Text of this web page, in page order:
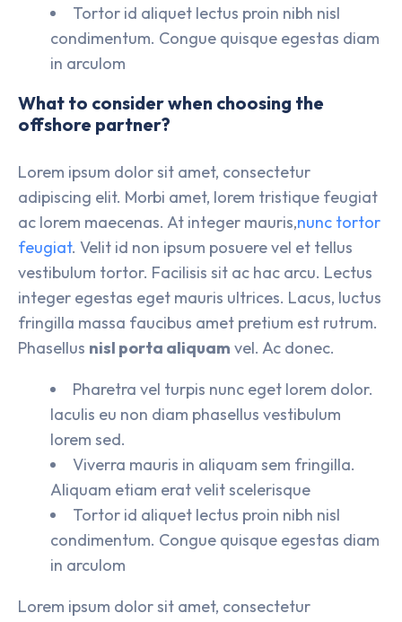
Tortor id aliquet lectus proin nibh nisl
condimentum. Congue quisque egestas diam
in arculom
What to consider when choosing the
offshore partner?
Lorem ipsum dolor sit amet, consectetur
adipiscing elit. Morbi amet, lorem tristique feugiat
ac lorem maecenas. At integer mauris,nunc tortor
feugiat. Velit id non ipsum posuere vel et tellus
vestibulum tortor. Facilisis sit ac hac arcu. Lectus
integer egestas eget mauris ultrices. Lacus, luctus
fringilla massa faucibus amet pretium est rutrum.
Phasellus nisl porta aliquam vel. Ac donec.
Pharetra vel turpis nunc eget lorem dolor.
Iaculis eu non diam phasellus vestibulum
lorem sed.
Viverra mauris in aliquam sem fringilla.
Aliquam etiam erat velit scelerisque
Tortor id aliquet lectus proin nibh nisl
condimentum. Congue quisque egestas diam
in arculom
Lorem ipsum dolor sit amet, consectetur